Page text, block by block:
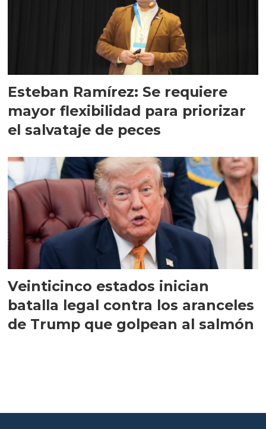
Esteban Ramírez: Se requiere
mayor flexibilidad para priorizar
el salvataje de peces
Veinticinco estados inician
batalla legal contra los aranceles
de Trump que golpean al salmón